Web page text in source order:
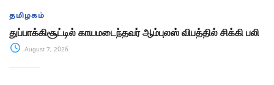
தமிழகம்
துப்பாக்கிசூட்டில் காயமடைந்தவர் ஆம்புலஸ் விபத்தில் சிக்கி பலி
August 7, 2026